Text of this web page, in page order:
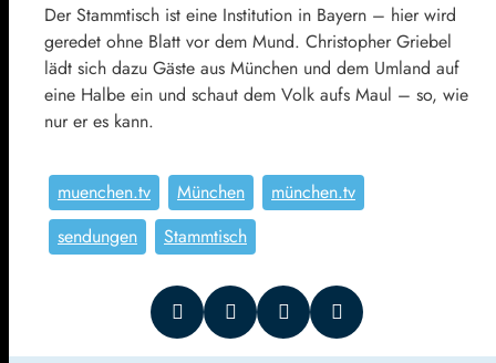
Der Stammtisch ist eine Institution in Bayern – hier wird
geredet ohne Blatt vor dem Mund. Christopher Griebel
lädt sich dazu Gäste aus München und dem Umland auf
eine Halbe ein und schaut dem Volk aufs Maul – so, wie
nur er es kann.
muenchen.tv München
münchen.tv
sendungen
Stammtisch